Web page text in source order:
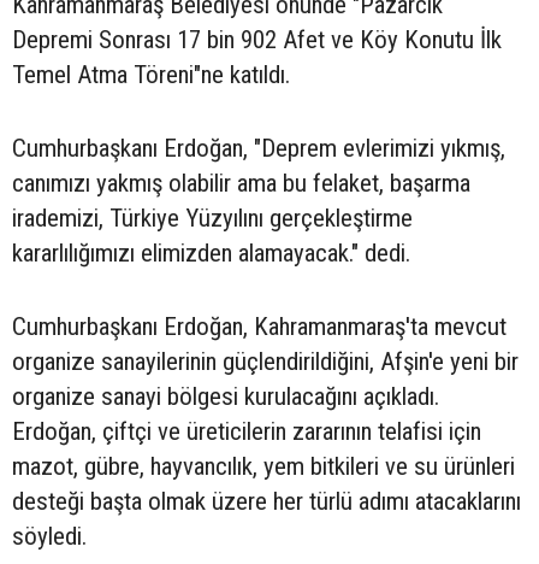
Depremi Sonrası 17 bin 902 Afet ve Köy Konutu İlk
Temel Atma Töreni"ne katıldı.
Cumhurbaşkanı Erdoğan, "Deprem evlerimizi yıkmış,
canımızı yakmış olabilir ama bu felaket, başarma
irademizi, Türkiye Yüzyılını gerçekleştirme
kararlılığımızı elimizden alamayacak." dedi.
Cumhurbaşkanı Erdoğan, Kahramanmaraş'ta mevcut
organize sanayilerinin güçlendirildiğini, Afşin'e yeni bir
organize sanayi bölgesi kurulacağını açıkladı.
Erdoğan, çiftçi ve üreticilerin zararının telafisi için
mazot, gübre, hayvancılık, yem bitkileri ve su ürünleri
desteği başta olmak üzere her türlü adımı atacaklarını
söyledi.